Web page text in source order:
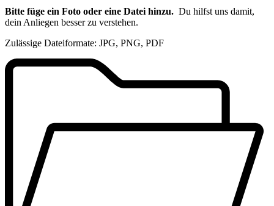
Bitte füge ein Foto oder eine Datei hinzu. Du hilfst uns damit,
dein Anliegen besser zu verstehen.
Zulässige Dateiformate: JPG, PNG, PDF